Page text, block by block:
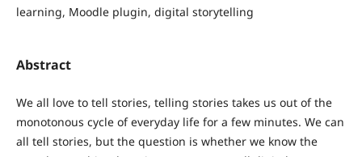
learning, Moodle plugin, digital storytelling
Abstract
We all love to tell stories, telling stories takes us out of the
monotonous cycle of everyday life for a few minutes. We can
all tell stories, but the question is whether we know the